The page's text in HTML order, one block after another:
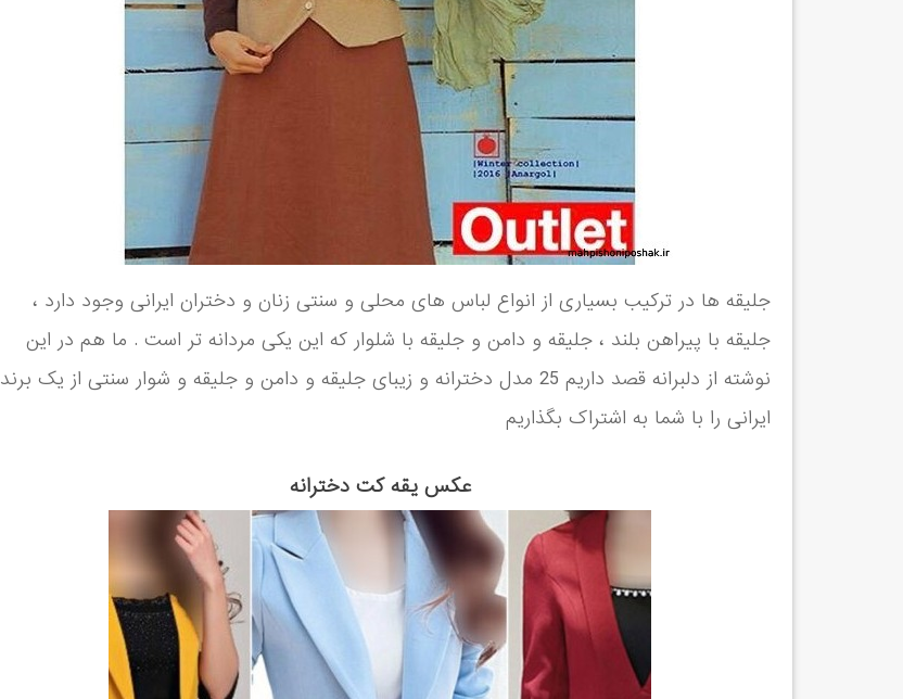
جلیقه ها در ترکیب بسیاری از انواع لباس های محلی و سنتی زنان و دختران ایرانی وجود دارد ،
جلیقه با پیراهن بلند ، جلیقه و دامن و جلیقه با شلوار که این یکی مردانه تر است . ما هم در این
نوشته از دلبرانه قصد داریم 25 مدل دخترانه و زیبای جلیقه و دامن و جلیقه و شوار سنتی از یک برند
ایرانی را با شما به اشتراک بگذاریم
عکس یقه کت دخترانه